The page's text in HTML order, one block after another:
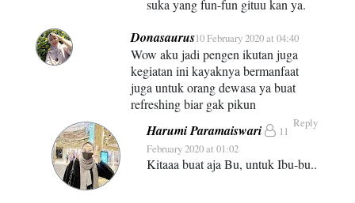
suka yang fun-fun gituu kan ya.
Donasaurus10 February 2020 at 04:40
Wow aku jadi pengen ikutan juga
kegiatan ini kayaknya bermanfaat
juga untuk orang dewasa ya buat
refreshing biar gak pikun
Reply
Harumi Paramaiswari
11
February 2020 at 01:02
Kitaaa buat aja Bu, untuk Ibu-bu..